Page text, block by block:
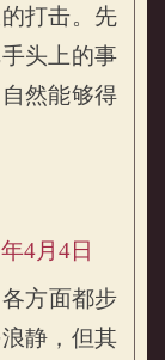
打击。先
头上的事
然能够得
4月4日
方面都步
静，但其